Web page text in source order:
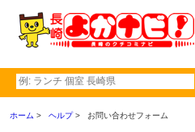
ホーム ヘルプ お問い合わせフォーム